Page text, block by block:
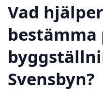
Vad
bestämma
Svensbyn?